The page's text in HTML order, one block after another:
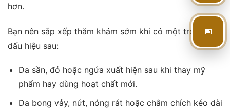
hơn.
Bạn nên sắp xếp thăm khám sớm khi có một trong các
dấu hiệu sau:
Da sần, đỏ hoặc ngứa xuất hiện sau khi thay mỹ
phẩm hay dùng hoạt chất mới.
Da bong vảy, nứt, nóng rát hoặc châm chích kéo dài
📅